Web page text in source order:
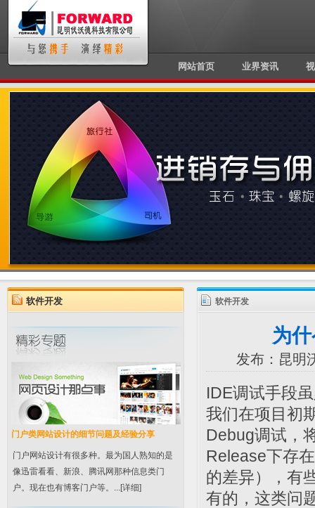
网站首页 业界资讯
软件开发
门户类网站设计的细节问题及经验分享
门户网站设计有很多种。最为国人熟知的是
像迅雷看看、新浪、腾讯网那种信息类门
户。现在也有博客门户等。...[详细]
软件开发
为
发布：昆
IDE调试手段
我们在项目初
Debug调试，
Release下存
的差异），有
有的，这类问